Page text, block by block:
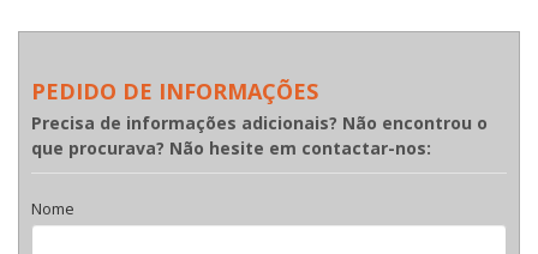
PEDIDO DE INFORMAÇÕES
Precisa de informações adicionais? Não encontrou o
que procurava? Não hesite em contactar-nos:
Nome